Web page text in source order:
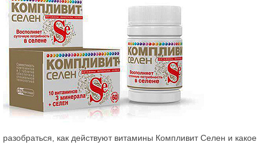
разобраться, как действуют витамины Компливит Селен и какое